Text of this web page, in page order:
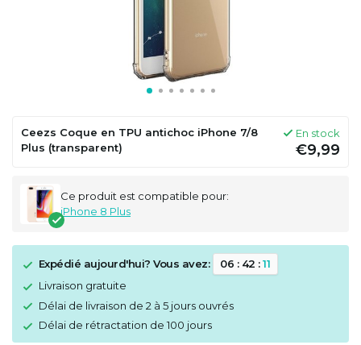
Ceezs Coque en TPU antichoc iPhone 7/8
Plus (transparent)
En stock
€9,99
Ce produit est compatible pour:
iPhone 8 Plus
Expédié aujourd'hui? Vous avez: 06 : 42 :11
Livraison gratuite
Délai de livraison de 2 à 5 jours ouvrés
Délai de rétractation de 100 jours